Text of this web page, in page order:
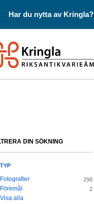
Har du nytta av Kringla?
DIN SÖKNING
TYP
Fotografier 298
Föremål 2
Visa alla